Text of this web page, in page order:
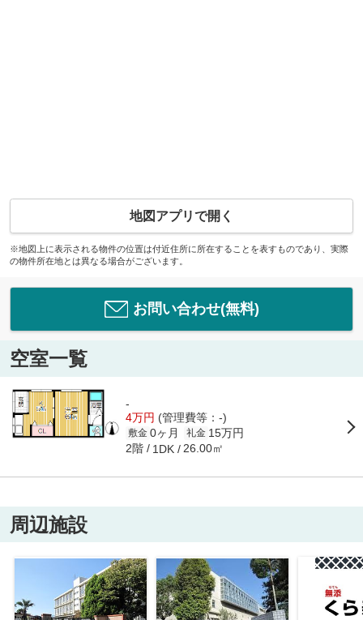
地図アプリで開く
※地図上に表示される物件の位置は付近住所に所在することを表すものであり、実際
の物件所在地とは異なる場合がございます。
お問い合わせ(無料)
空室一覧
-
4万円 (管理費等：-)
敷金 0ヶ月 礼金 15万円
2階 1DK 26.00㎡
周辺施設